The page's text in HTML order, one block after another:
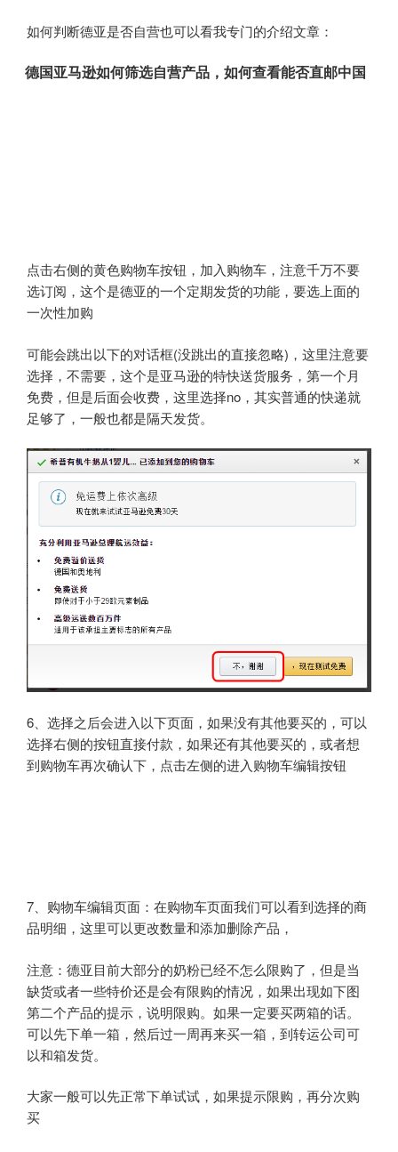
如何判断德亚是否自营也可以看我专门的介绍文章：
德国亚马逊如何筛选自营产品，如何查看能否直邮中国
点击右侧的黄色购物车按钮，加入购物车，注意千万不要
选订阅，这个是德亚的一个定期发货的功能，要选上面的
一次性加购
可能会跳出以下的对话框(没跳出的直接忽略)，这里注意要
选择，不需要，这个是亚马逊的特快送货服务，第一个月
免费，但是后面会收费，这里选择no，其实普通的快递就
足够了，一般也都是隔天发货。
6、选择之后会进入以下页面，如果没有其他要买的，可以
选择右侧的按钮直接付款，如果还有其他要买的，或者想
到购物车再次确认下，点击左侧的进入购物车编辑按钮
7、购物车编辑页面：在购物车页面我们可以看到选择的商
品明细，这里可以更改数量和添加删除产品，
注意：德亚目前大部分的奶粉已经不怎么限购了，但是当
缺货或者一些特价还是会有限购的情况，如果出现如下图
第二个产品的提示，说明限购。如果一定要买两箱的话。
可以先下单一箱，然后过一周再来买一箱，到转运公司可
以和箱发货。
大家一般可以先正常下单试试，如果提示限购，再分次购
买